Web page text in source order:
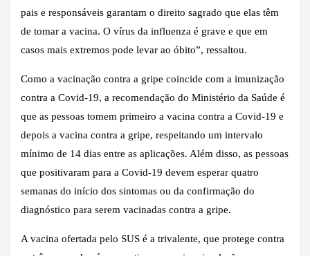
pais e responsáveis garantam o direito sagrado que elas têm
de tomar a vacina. O vírus da influenza é grave e que em
casos mais extremos pode levar ao óbito”, ressaltou.
Como a vacinação contra a gripe coincide com a imunização
contra a Covid-19, a recomendação do Ministério da Saúde é
que as pessoas tomem primeiro a vacina contra a Covid-19 e
depois a vacina contra a gripe, respeitando um intervalo
mínimo de 14 dias entre as aplicações. Além disso, as pessoas
que positivaram para a Covid-19 devem esperar quatro
semanas do início dos sintomas ou da confirmação do
diagnóstico para serem vacinadas contra a gripe.
A vacina ofertada pelo SUS é a trivalente, que protege contra